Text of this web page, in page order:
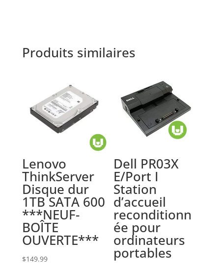
Produits similaires
Lenovo
ThinkServer
Disque dur
1TB SATA 600
***NEUF-
BOÎTE
OUVERTE***
$149.99
Dell PR03X
E/Port I
Station
d’accueil
reconditionn
ée pour
ordinateurs
portables